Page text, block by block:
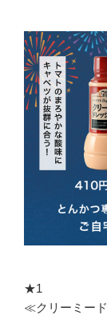
★1
≪クリーミー